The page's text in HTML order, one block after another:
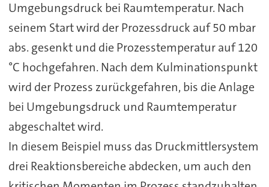
Umgebungsdruck bei Raumtemperatur. Nach
seinem Start wird der Prozessdruck auf 50 mbar
abs. gesenkt und die Prozesstemperatur auf 120
°C hochgefahren. Nach dem Kulminationspunkt
wird der Prozess zurückgefahren, bis die Anlage
bei Umgebungsdruck und Raumtemperatur
abgeschaltet wird.
In diesem Beispiel muss das Druckmittlersystem
drei Reaktionsbereiche abdecken, um auch den